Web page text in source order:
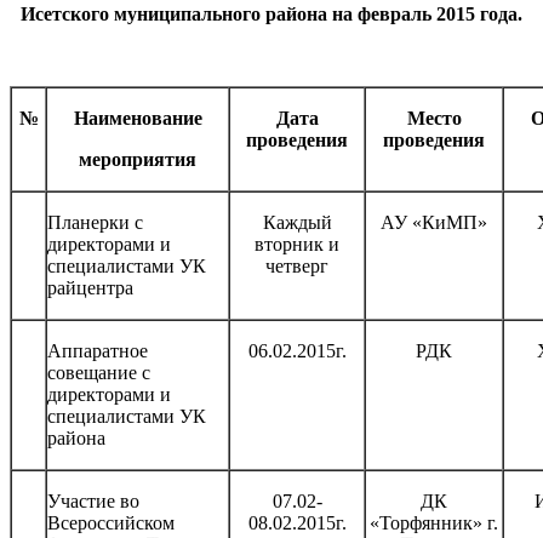
Исетского муниципального района на февраль 2015 года.
№
Наименование
мероприятия
Дата
проведения
Место
проведения
Планерки с
директорами и
специалистами УК
райцентра
Каждый
вторник и
четверг
АУ «КиМП»
Аппаратное
совещание с
директорами и
специалистами УК
района
06.02.2015г. РДК
Участие во
Всероссийском
07.02-
08.02.2015г.
ДК
«Торфянник» г.